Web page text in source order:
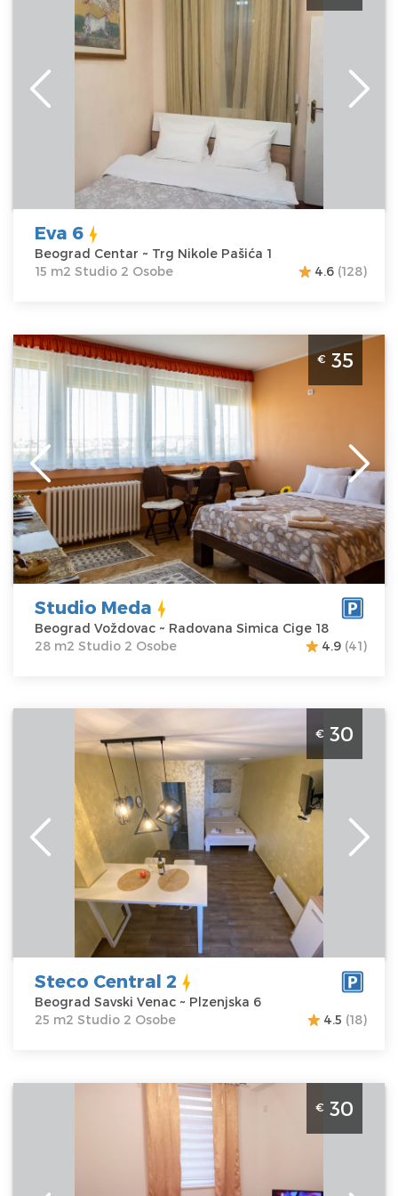
Lokacija:Beograd
Adresa:
Nikole Pašića 1
Kvadratura : 15
Struktura :
Studio
Eva 6
Beograd Centar ~ Trg Nikole Pašića 1
15 m2 Studio 2 Osobe
4.6 (128)
Studio Apartman Studio Meda Beograd Vozdovac
Beograd
Beograd
Adresa:
Radovana Simica
Cige 18
Cena
Gosti:2
Kvadratura :
m2
Struktura :
Studio
€ 35
Studio Meda
Beograd Voždovac ~ Radovana Simica Cige 18
28 m2 Studio 2 Osobe
4.9 (41)
Studio Apartman steco central 2 Beograd Savski Venac.
Studio povrsine 25m2, za 2 osobe.
Lokacija:
Beograd
Savski Venac
Adresa:
Plzenjska
30 €
Gosti:2
Kvadratura :
m2
Struktura :
Studio
€ 30
Steco Central 2
Beograd Savski Venac ~ Plzenjska 6
25 m2 Studio 2 Osobe
4.5 (18)
Studio Apartman Dilajla Beograd Zvezdara je lepo
uredjen stan na dan za 2 osobe u Mirijevu
Zvezdara
Gosti:
2
Kvadratura :33
€ 30